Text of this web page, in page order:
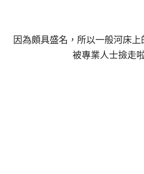
因為頗具盛名，所以一般河床
被專業人士撿走